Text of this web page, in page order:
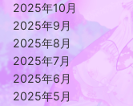
2025年10月
2025年9月
2025年8月
2025年7月
2025年6月
2025年5月